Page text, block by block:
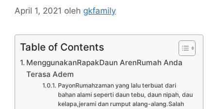
April 1, 2021 oleh gkfamily
Table of Contents
MenggunakanRapakDaun ArenRumah Anda
Terasa Adem
PayonRumahzaman yang lalu terbuat dari
bahan alami seperti daun tebu, daun nipah, dau
kelapa,jerami dan rumput alang-alang.Salah